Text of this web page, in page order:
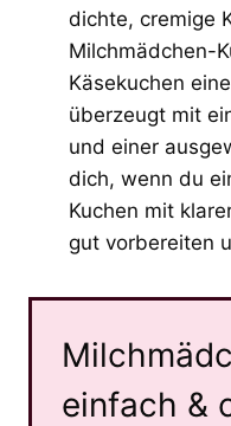
dichte, cremige
Milchmädchen-
Käsekuchen
überzeugt mit
und einer
dich, wenn du
Kuchen mit
gut vorbereiten
einfach &